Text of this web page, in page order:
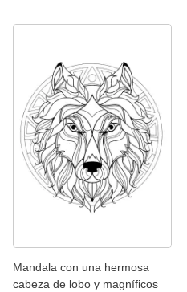
Mandala con una hermosa
cabeza de lobo y magníficos